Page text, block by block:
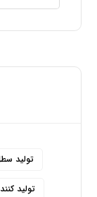
تولید
تولید